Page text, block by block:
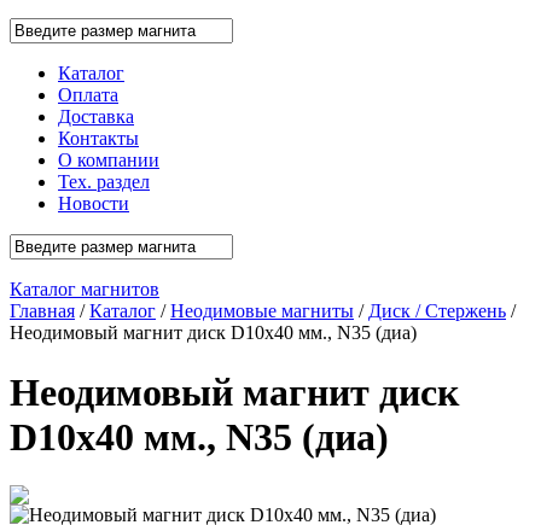
Каталог
Оплата
Доставка
Контакты
О компании
Тех. раздел
Новости
Каталог магнитов
Главная /Каталог /Неодимовые магниты / Диск / Стержень /
Неодимовый магнит диск D10x40 мм., N35 (диа)
Неодимовый магнит диск
D10x40 мм., N35 (диа)